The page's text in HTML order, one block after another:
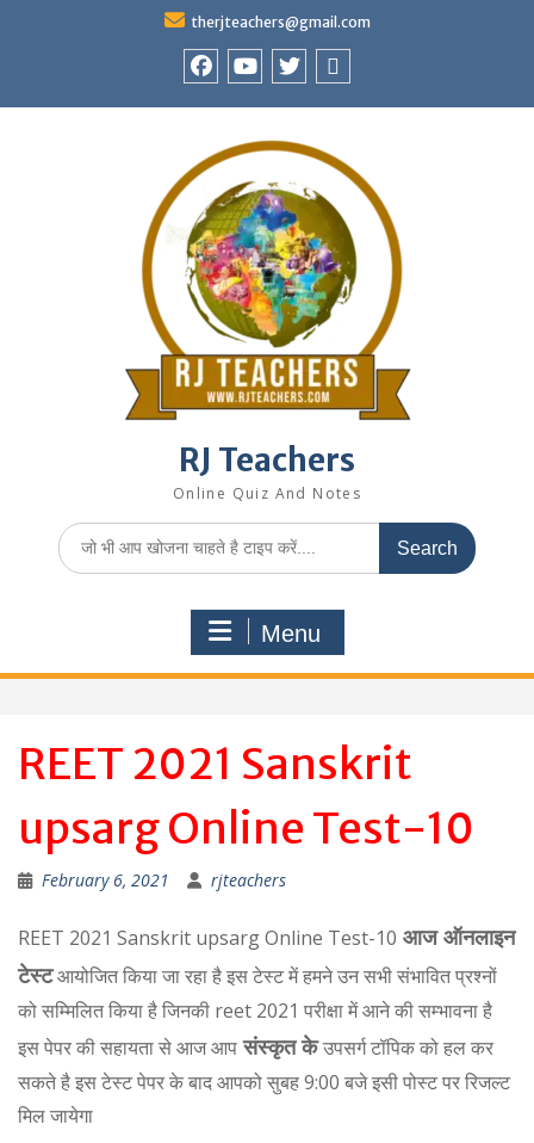
therjteachers@gmail.com
RJ Teachers
Online Quiz And Notes
Search
for:
Menu
REET 2021 Sanskrit
upsarg Online Test-10
February 6, 2021 rjteachers
REET 2021 Sanskrit upsarg Online Test-10 आज ऑनलाइन
टेस्टआयोजित किया जा रहा है इस टेस्ट में हमने उन सभी संभावित प्रश्नों
को सम्मिलित किया है जिनकी reet 2021 परीक्षा में आने की सम्भावना है
इस पेपर की सहायता से आज आपसंस्कृत केउपसर्ग टॉपिक को हल कर
सकते है इस टेस्ट पेपर के बाद आपको सुबह 9:00 बजे इसी पोस्ट पर रिजल्ट
मिल जायेगा